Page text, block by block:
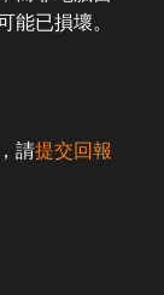
能已損壞。
請提交回報